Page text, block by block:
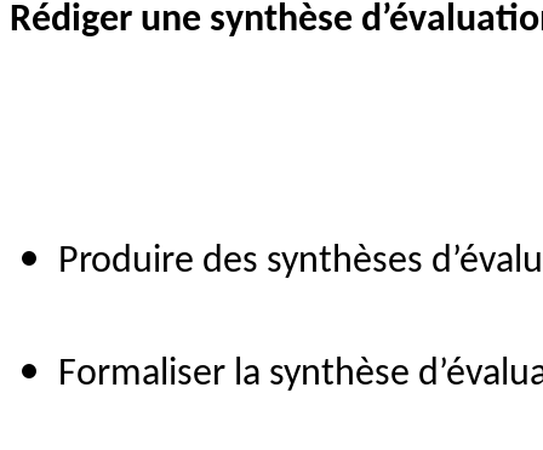
Rédiger une synthèse
Produire des synthèses
Formaliser la synthèse